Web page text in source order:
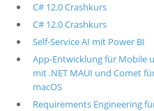
C# 12.0 Crashkurs
C# 12.0 Crashkurs
Self-Service AI mit Power BI
App-Entwicklung für Mobile
mit .NET MAUI und Comet
macOS
Requirements Engineering